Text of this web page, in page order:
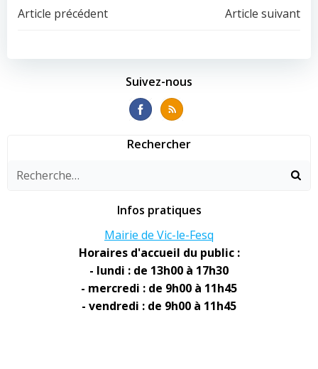
Navigation
de
Article précédent
Navigation
de
l’article
Article suivant
Suivez-nous
Rechercher
Infos pratiques
Mairie de Vic-le-Fesq
Horaires d'accueil du public :
- lundi : de 13h00 à 17h30
- mercredi : de 9h00 à 11h45
- vendredi : de 9h00 à 11h45